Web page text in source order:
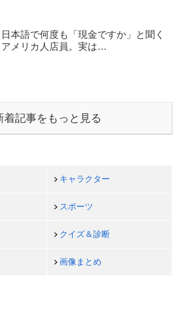
日本語で何度も「現金ですか」と聞く
アメリカ人店員。実は…
着記事をもっと見る
キャラクター
スポーツ
クイズ＆診断
画像まとめ